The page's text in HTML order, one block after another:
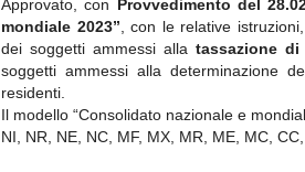
Approvato, con Provvedimento del
mondiale 2023” , con le relative
dei soggetti ammessi alla tassazione
soggetti ammessi alla determinazione
residenti.
Il modello “Consolidato nazionale e
NI, NR, NE, NC, MF, MX, MR, ME, MC,